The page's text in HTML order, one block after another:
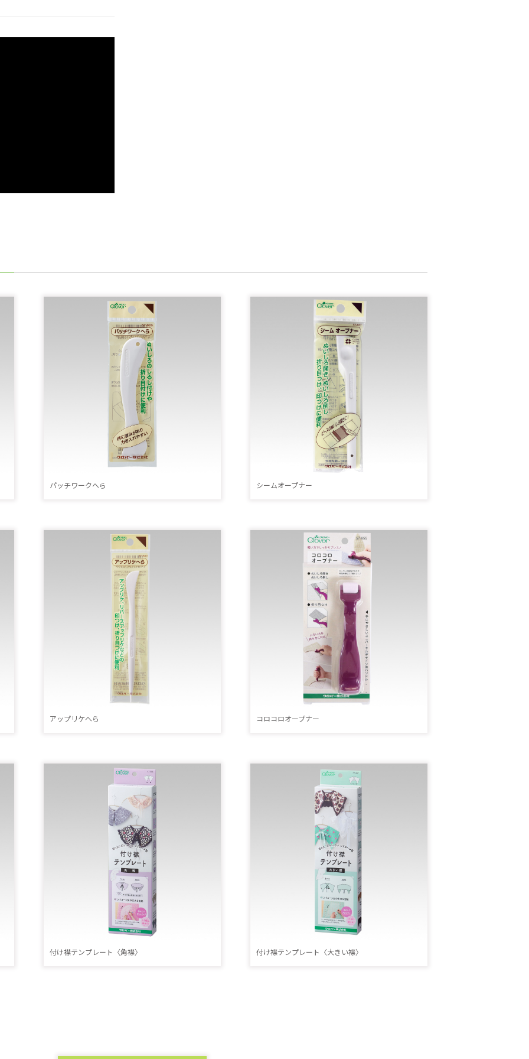
パッチワークへら シームオープナー
アップリケへら コロコロオープナー
付け襟テンプレート〈角襟〉 付け襟テンプレート〈大きい襟〉